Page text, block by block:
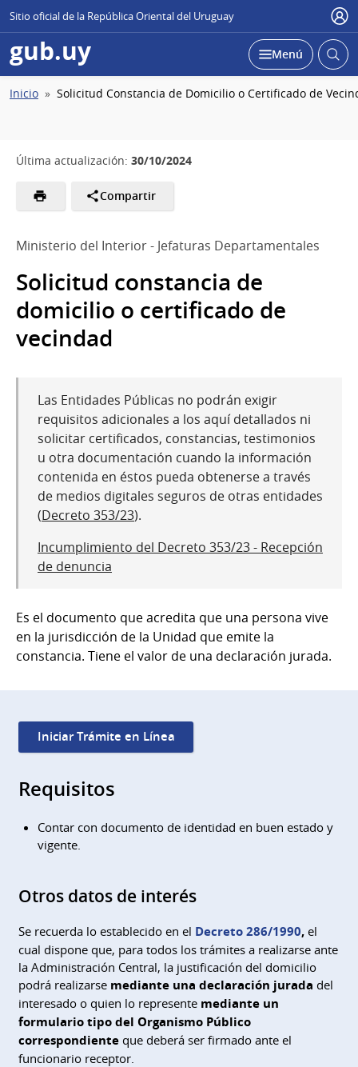
Sitio oficial de la República Oriental del Uruguay
gub.uy Desplegar
Menú Abrir
Ruta
Inicio Solicitud Constancia de Domicilio o Certificado de
Última actualización: 30/10/2024
Compartir
Ministerio del Interior - Jefaturas Departamentales
Solicitud constancia de
domicilio o certificado de
vecindad
Las Entidades Públicas no podrán exigir
requisitos adicionales a los aquí detallados ni
solicitar certificados, constancias, testimonios
u otra documentación cuando la información
contenida en éstos pueda obtenerse a través
de medios digitales seguros de otras entidades
(Decreto 353/23).
Incumplimiento del Decreto 353/23 - Recepción
de denuncia
Es el documento que acredita que una persona vive
en la jurisdicción de la Unidad que emite la
constancia. Tiene el valor de una declaración jurada.
Iniciar Trámite en Línea
Requisitos
Contar con documento de identidad en buen estado y
vigente.
Otros datos de interés
Se recuerda lo establecido en el Decreto 286/1990, el
cual dispone que, para todos los trámites a realizarse ante
la Administración Central, la justificación del domicilio
podrá realizarse mediante una declaración jurada del
interesado o quien lo represente mediante un
formulario tipo del Organismo Público
correspondienteque deberá ser firmado ante el
funcionario receptor.